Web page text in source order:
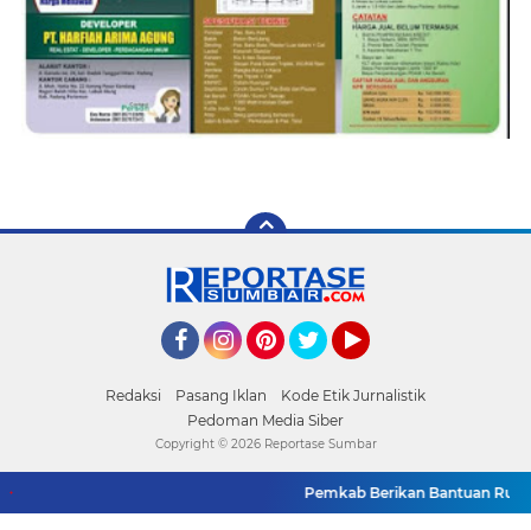
Redaksi Pasang Iklan
Kode Etik Jurnalistik
Pedoman Media Siber
Pemkab Berikan Bantuan
Copyright © 2026 Reportase Sumbar